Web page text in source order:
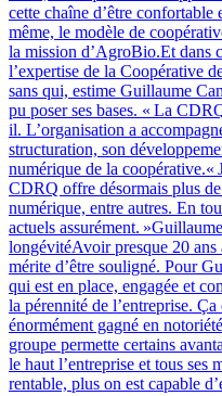
cette chaîne d’être confortable
même, le modèle de
la mission d’AgroBio.Et dans
l’expertise de la Coopérative
sans qui, estime Guillaume
pu poser ses bases. « La
il. L’organisation a
structuration, son
numérique de la coopérative.«
CDRQ offre désormais plus
numérique, entre autres. En
actuels assurément.
longévitéAvoir presque 20 ans
mérite d’être souligné. Pour
qui est en place, engagée et
la pérennité de l’entreprise.
énormément gagné en
groupe permette certains
le haut l’entreprise et tous ses
rentable, plus on est capable